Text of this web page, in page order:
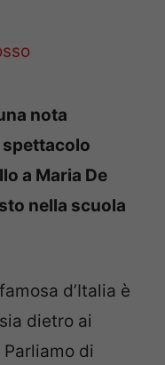
nota
a Maria De
nella scuola
d’Italia è
dietro ai
di